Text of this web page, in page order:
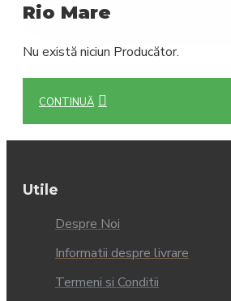
Rio Mare
Nu există niciun Producător.
CONTINUĂ
Utile
Despre Noi
Informatii despre livrare
Termeni si Conditii